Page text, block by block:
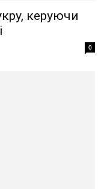
керуючи
0